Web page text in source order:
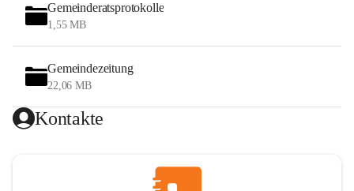
Gemeinderatsprotokolle
1,55 MB
Gemeindezeitung
22,06 MB
Kontakte